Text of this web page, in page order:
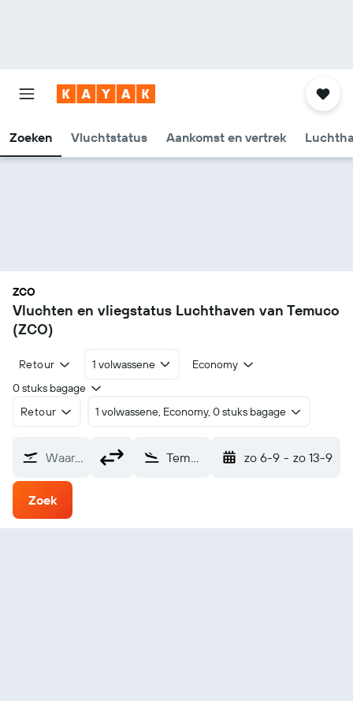
Zoeken Vluchtstatus Aankomst en vertrek
ZCO
Vluchten en vliegstatus Luchthaven van Temuco
(ZCO)
Retour 1 volwassene
Economy
0 stuks bagage
Retour
1 volwassene, Economy, 0 stuks bagage
Waarvandaan? Temuco (ZCO) zo 6-9 - zo 13-9
Zoek